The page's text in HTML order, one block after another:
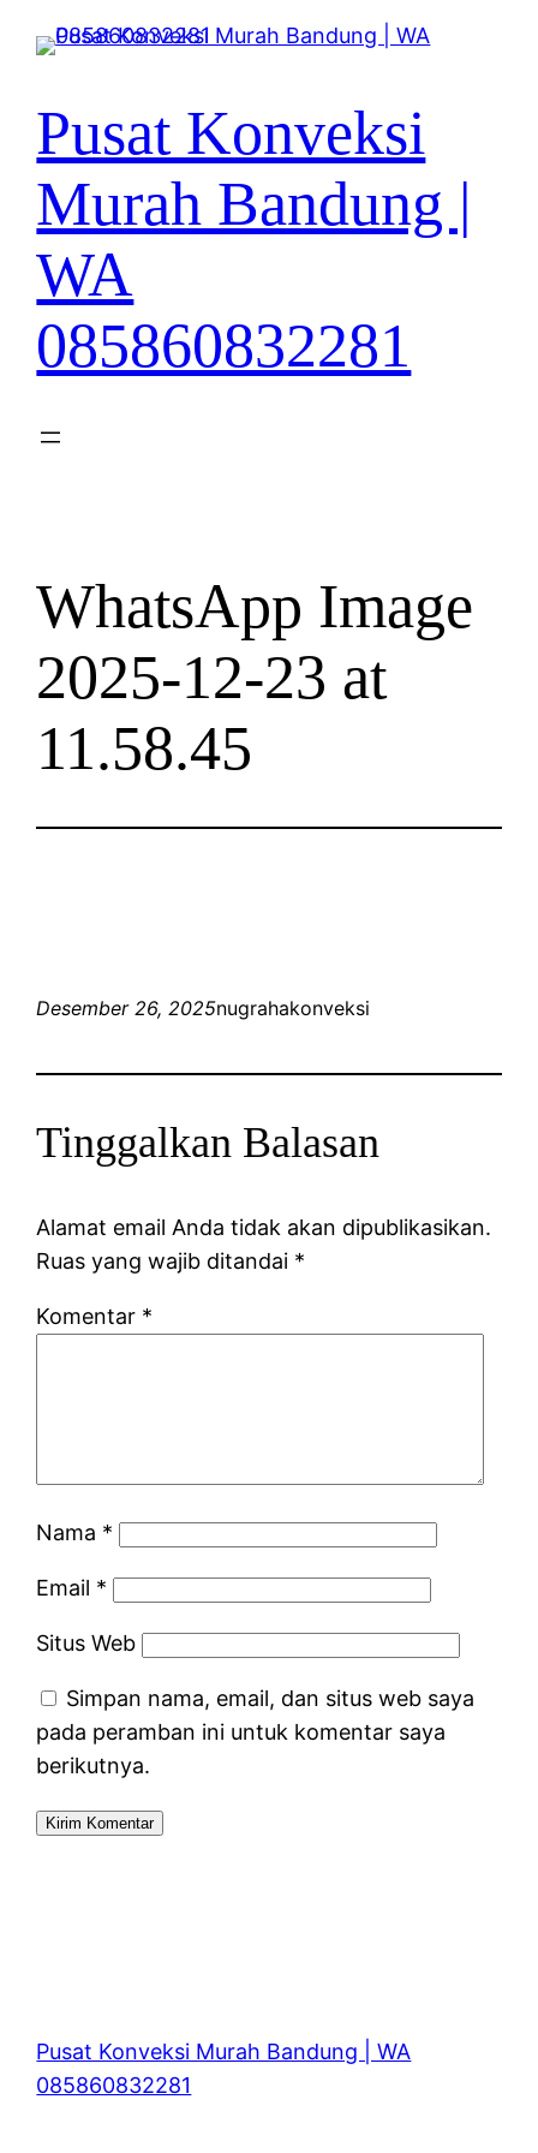
Lewati
Pusat Konveksi
Murah Bandung |
WA
085860832281
WhatsApp Image
2025-12-23 at
11.58.45
Desember 26, 2025nugrahakonveksi
Tinggalkan Balasan
Alamat email Anda tidak akan dipublikasikan.
Ruas yang wajib ditandai *
Komentar *
Nama *
Email *
Situs Web
Simpan nama, email, dan situs web saya
pada peramban ini untuk komentar saya
berikutnya.
Pusat Konveksi Murah Bandung | WA
085860832281